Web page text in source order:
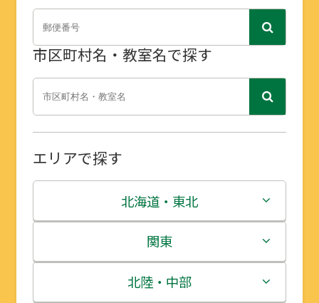
市区町村名・教室名で探す
エリアで探す
北海道・東北
北海道
青森県
関東
茨城県
北陸・中部